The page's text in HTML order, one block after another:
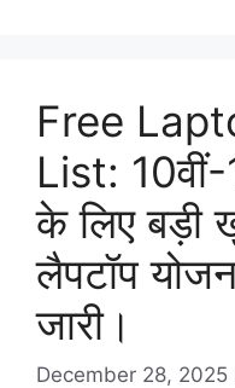
Free
List: 10वीं-
के लिए बड़ी
लैपटॉप
जारी।
December 28, 2025